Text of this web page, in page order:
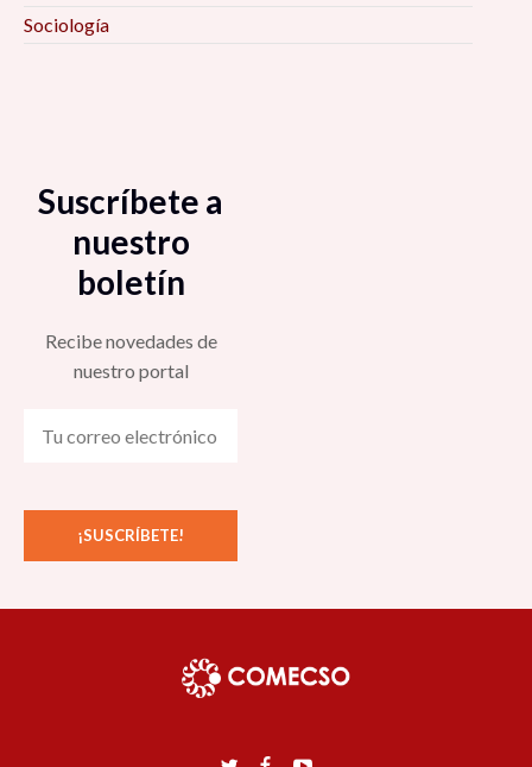
Sociología
Suscríbete a
nuestro
boletín
Recibe novedades de
nuestro portal